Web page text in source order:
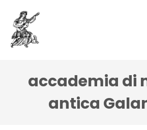
accademia di
antica